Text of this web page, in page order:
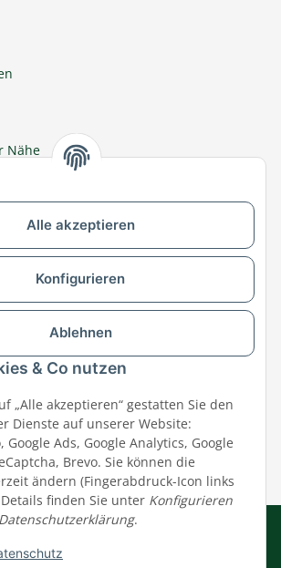
Alle akzeptieren
Konfigurieren
Ablehnen
& Co nutzen
„Alle akzeptieren“ gestatten Sie den
Dienste auf unserer Website:
Google Ads, Google Analytics, Google
Brevo. Sie können die
ändern (Fingerabdruck-Icon links
finden Sie unter Konfigurieren
Datenschutzerklärung.
Nähe
wechseln
Zahlungsmöglichkeiten
|AGB|Datenschutz
© MEGAZOO Alpha GmbH